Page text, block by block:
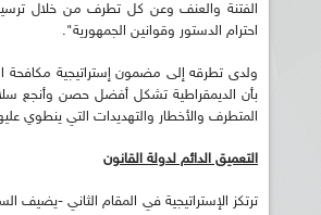
الفتنة والعنف وعن كل تطرف من خلال
احترام الدستور وقوانين الجمهورية".
ولدى تطرقه إلى مضمون إستراتيجية مكافحة
بأن الديمقراطية تشكل أفضل حصن وأنجع
المتطرف والأخطار والتهديدات التي
التعميق الدائم لدولة القانون
ترتكز الإستراتيجية في المقام الثاني -يضيف